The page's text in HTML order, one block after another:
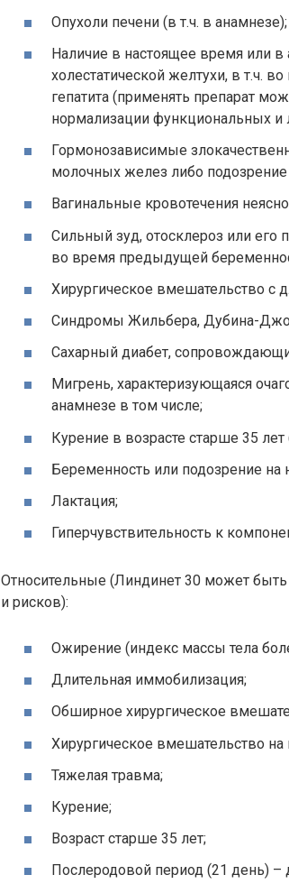
Опухоли печени (в т.ч. в анамнезе);
Наличие в настоящее время или
холестатической желтухи, в т.ч.
гепатита (применять препарат
нормализации функциональных и
Гормонозависимые
молочных желез либо подозрение
Вагинальные кровотечения
Сильный зуд, отосклероз или его
во время предыдущей
Хирургическое вмешательство с
Синдромы Жильбера, Дубина-
Сахарный диабет,
Мигрень, характеризующаяся
анамнезе в том числе;
Курение в возрасте старше 35 лет
Беременность или подозрение на
Лактация;
Гиперчувствительность к
Относительные (Линдинет 30 может
и рисков):
Ожирение (индекс массы тела
Длительная иммобилизация;
Обширное хирургическое
Хирургическое вмешательство на
Тяжелая травма;
Курение;
Возраст старше 35 лет;
Послеродовой период (21 день)